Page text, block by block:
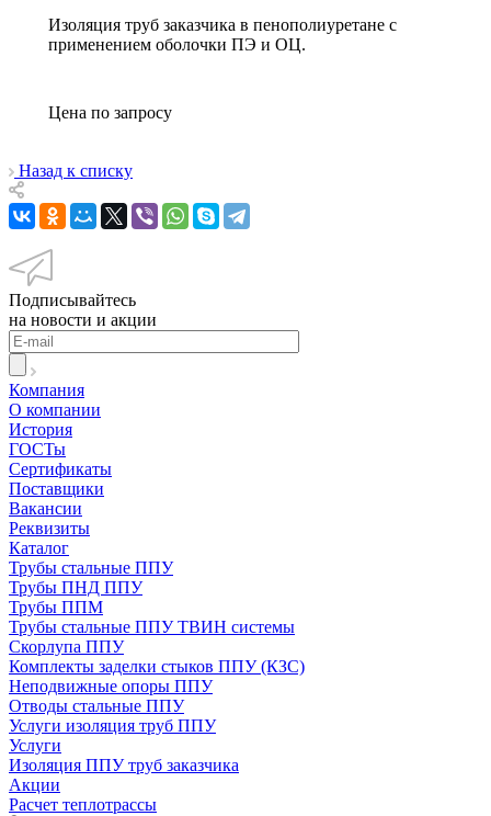
Изоляция труб заказчика в пенополиуретане с
применением оболочки ПЭ и ОЦ.
Цена по запросу
Назад к списку
Подписывайтесь
на новости и акции
Компания
О компании
История
ГОСТы
Сертификаты
Поставщики
Вакансии
Реквизиты
Каталог
Трубы стальные ППУ
Трубы ПНД ППУ
Трубы ППМ
Трубы стальные ППУ ТВИН системы
Скорлупа ППУ
Комплекты заделки стыков ППУ (КЗС)
Неподвижные опоры ППУ
Отводы стальные ППУ
Услуги изоляция труб ППУ
Услуги
Изоляция ППУ труб заказчика
Акции
Расчет теплотрассы